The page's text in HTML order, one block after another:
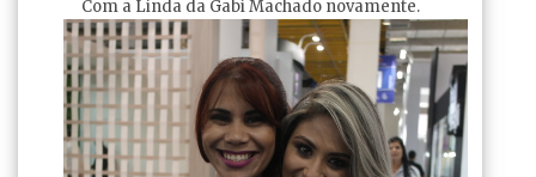
Com a Linda da Gabi Machado novamente.